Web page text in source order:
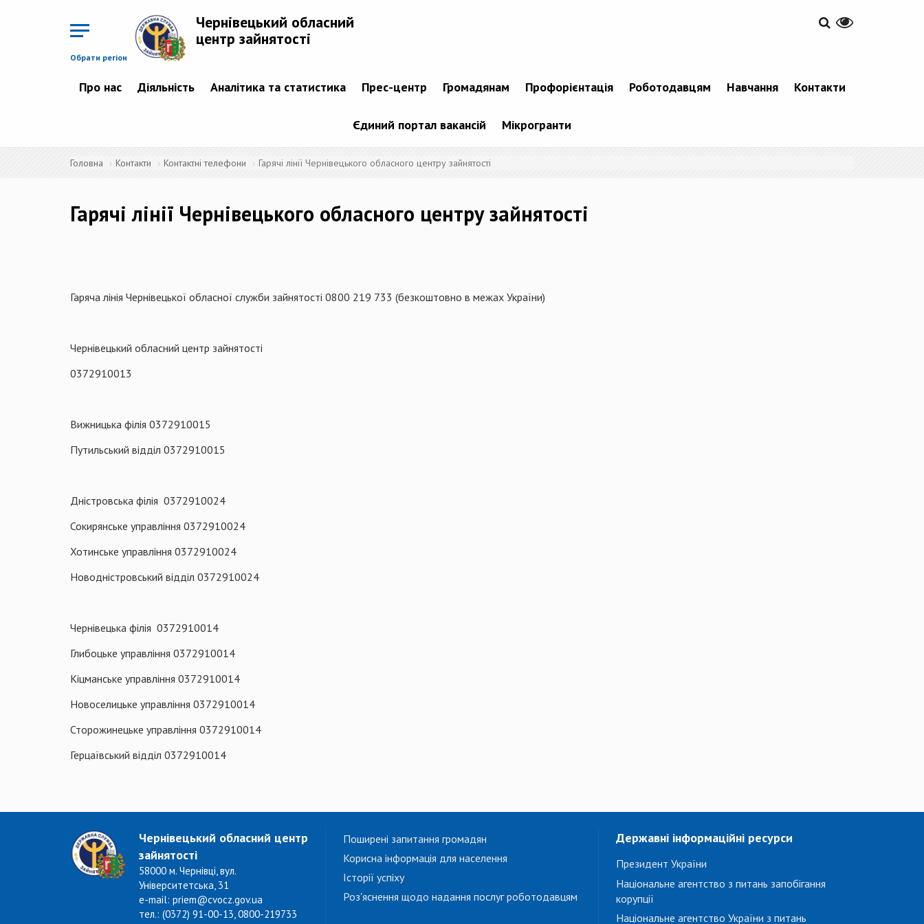
Обрати регіон
Чернівецький обласний
центр зайнятості
Про нас Діяльність Аналітика та статистика Прес-центр Громадянам Профорієнтація Роботодавцям Навчання Контакти
Єдиний портал вакансій Мікрогранти
Головна Контакти Контактні телефони Гарячі лінії Чернівецького обласного центру зайнятості
Гарячі лінії Чернівецького обласного центру зайнятості
Гаряча лінія Чернівецької обласної служби зайнятості 0800 219 733 (безкоштовно в межах України)
Чернівецький обласний центр зайнятості
0372910013
Вижницька філія 0372910015
Путильський відділ 0372910015
Дністровська філія 0372910024
Сокирянське управління 0372910024
Хотинське управління 0372910024
Новодністровський відділ 0372910024
Чернівецька філія 0372910014
Глибоцьке управління 0372910014
Кіцманське управління 0372910014
Новоселицьке управління 0372910014
Сторожинецьке управління 0372910014
Герцаївський відділ 0372910014
Чернівецький обласний центр
зайнятості
58000 м. Чернівці, вул.
Університетська, 31
e-mail: priem@cvocz.gov.ua
тел.: (0372) 91-00-13, 0800-219733
Поширені запитання громадян
Корисна інформація для населення
Історії успіху
Роз'яснення щодо надання послуг роботодавцям
Державні інформаційні ресурси
Президент України
Національне агентство з питань запобігання
корупції
Національне агентство України з питань